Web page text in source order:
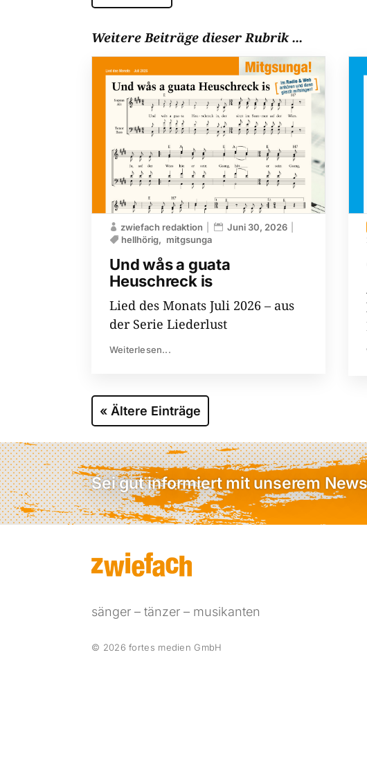
Weitere Beiträge dieser Rubrik ...
Und wås a guata
Heuschreck is
zwiefach redaktion
Juni 30, 2026
hellhörig
mitgsunga
Lied des Monats Juli 2026 – aus
der Serie Liederlust
Weiterlesen...
« Ältere Einträge
Sei gut informiert mit unserem
sänger – tänzer – musikanten
© 2026 fortes medien GmbH